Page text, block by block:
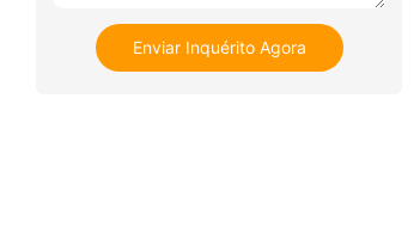
Enviar Inquérito Agora